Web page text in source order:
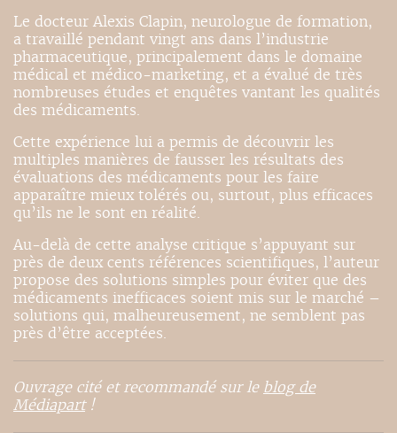
Le docteur Alexis Clapin, neurologue de formation,
a travaillé pendant vingt ans dans l’industrie
pharmaceutique, principalement dans le domaine
médical et médico-marketing, et a évalué de très
nombreuses études et enquêtes vantant les qualités
des médicaments.
Cette expérience lui a permis de découvrir les
multiples manières de fausser les résultats des
évaluations des médicaments pour les faire
apparaître mieux tolérés ou, surtout, plus efficaces
qu’ils ne le sont en réalité.
Au-delà de cette analyse critique s’appuyant sur
près de deux cents références scientifiques, l’auteur
propose des solutions simples pour éviter que des
médicaments inefficaces soient mis sur le marché –
solutions qui, malheureusement, ne semblent pas
près d’être acceptées.
Ouvrage cité et recommandé sur le blog de
Médiapart!